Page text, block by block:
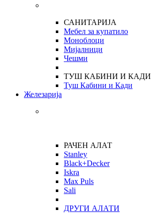
САНИТАРИЈА
Мебел за купатило
Моноблоци
Мијалници
Чешми
ТУШ КАБИНИ И КАДИ
Туш Кабини и Кади
Железарија
РАЧЕН АЛАТ
Stanley
Black+Decker
Iskra
Max Puls
Sali
ДРУГИ АЛАТИ